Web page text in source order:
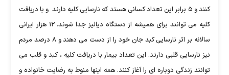
کنند و ۵ برابر این تعداد کسانی هستد که نارسایی کلیه دارند و با دریافت
کلیه می توانند برای همیشه از دستگاه دیالیز جدا شوند. ۱۲ هزار ایرانی
سالانه بر اثر نارسایی کبد جان خود را از دست می دهند و ۸ درصد مردم
نیز نارسایی قلبی دارند. این تعداد بیمار با دریافت کلیه ، کبد و قلب می
توانند زندگی دوباره ای را آغاز کنند. همه اینها منوط به رضایت خانواده و